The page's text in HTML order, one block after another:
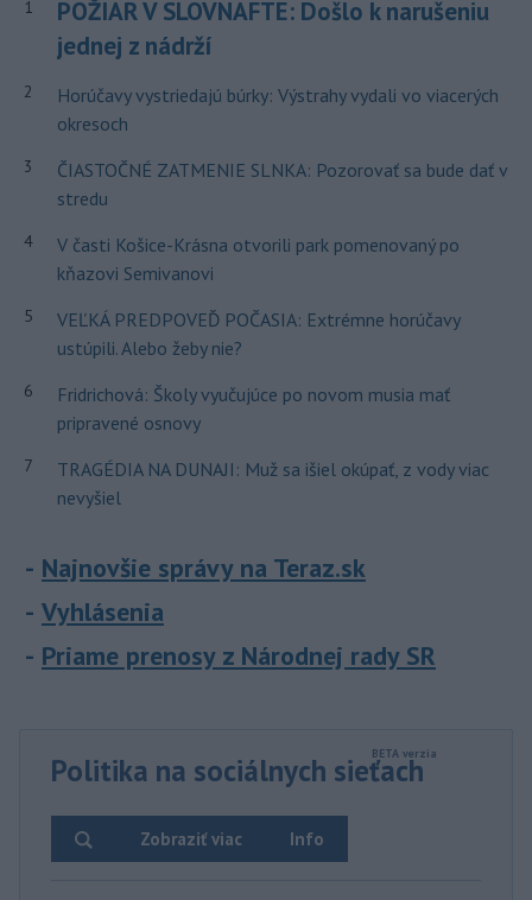
1
POŽIAR V SLOVNAFTE: Došlo k narušeniu
jednej z nádrží
2
Horúčavy vystriedajú búrky: Výstrahy vydali vo viacerých
okresoch
3
ČIASTOČNÉ ZATMENIE SLNKA: Pozorovať sa bude dať v
stredu
4
V časti Košice-Krásna otvorili park pomenovaný po
kňazovi Semivanovi
5
VEĽKÁ PREDPOVEĎ POČASIA: Extrémne horúčavy
ustúpili. Alebo žeby nie?
6
Fridrichová: Školy vyučujúce po novom musia mať
pripravené osnovy
7
TRAGÉDIA NA DUNAJI: Muž sa išiel okúpať, z vody viac
nevyšiel
Najnovšie správy na Teraz.sk
Vyhlásenia
Priame prenosy z Národnej rady SR
Politika na sociálnych sieťach
Info
Zobraziť viac